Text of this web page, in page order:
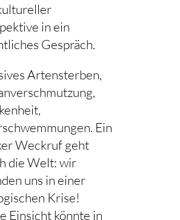
in ein
Gespräch.
Artensterben,
Ein
Weckruf geht
die Welt: wir
uns in einer
Krise!
Einsicht könnte in